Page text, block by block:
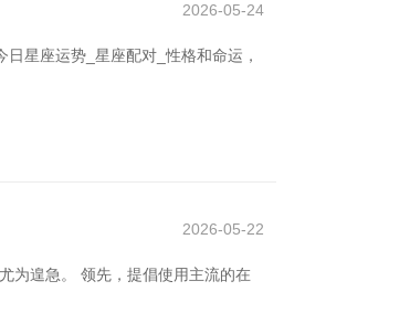
2026-05-24
星座运势_星座配对_性格和命运，
2026-05-22
为遑急。 领先，提倡使用主流的在